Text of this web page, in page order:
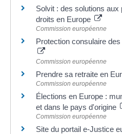
Solvit : des solutions
droits en Europe
Commission européenne
Protection consulaire
Commission européenne
Prendre sa retraite en
Commission européenne
Élections en Europe :
et dans le pays d'origine
Commission européenne
Site du portail e-Justice